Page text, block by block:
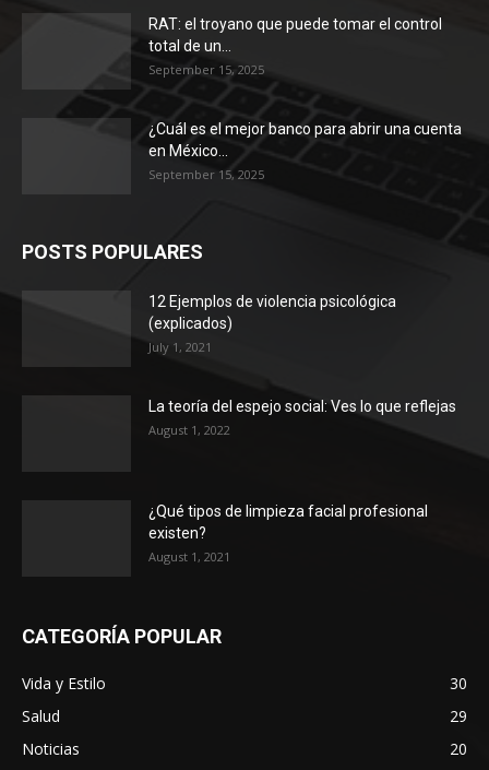
RAT: el troyano que puede tomar el control
total de un...
September 15, 2025
¿Cuál es el mejor banco para abrir una cuenta
en México...
September 15, 2025
POSTS POPULARES
12 Ejemplos de violencia psicológica
(explicados)
July 1, 2021
La teoría del espejo social: Ves lo que reflejas
August 1, 2022
¿Qué tipos de limpieza facial profesional
existen?
August 1, 2021
CATEGORÍA POPULAR
Vida y Estilo
30
Salud
29
Noticias
20